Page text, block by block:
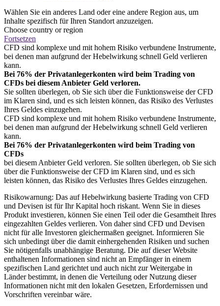
Wählen Sie ein anderes Land oder eine andere Region aus, um
Inhalte spezifisch für Ihren Standort anzuzeigen.
Choose country or region
Fortsetzen
CFD sind komplexe und mit hohem Risiko verbundene Instrumente,
bei denen man aufgrund der Hebelwirkung schnell Geld verlieren
kann.
Bei 76% der Privatanlegerkonten wird beim Trading von
CFDs bei diesem Anbieter Geld verloren.
Sie sollten überlegen, ob Sie sich über die Funktionsweise der CFD
im Klaren sind, und es sich leisten können, das Risiko des Verlustes
Ihres Geldes einzugehen.
CFD sind komplexe und mit hohem Risiko verbundene Instrumente,
bei denen man aufgrund der Hebelwirkung schnell Geld verlieren
kann.
Bei 76% der Privatanlegerkonten wird beim Trading von
CFDs
bei diesem Anbieter Geld verloren. Sie sollten überlegen, ob Sie sich
über die Funktionsweise der CFD im Klaren sind, und es sich
leisten können, das Risiko des Verlustes Ihres Geldes einzugehen.
Risikowarnung: Das auf Hebelwirkung basierte Trading von CFD
und Devisen ist für Ihr Kapital hoch riskant. Wenn Sie in dieses
Produkt investieren, können Sie einen Teil oder die Gesamtheit Ihres
eingezahlten Geldes verlieren. Von daher sind CFD und Devisen
nicht für alle Investoren gleichermaßen geeignet. Informieren Sie
sich unbedingt über die damit einhergehenden Risiken und suchen
Sie nötigenfalls unabhängige Beratung. Die auf dieser Website
enthaltenen Informationen sind nicht an Empfänger in einem
spezifischen Land gerichtet und auch nicht zur Weitergabe in
Länder bestimmt, in denen die Verteilung oder Nutzung dieser
Informationen nicht mit den lokalen Gesetzen, Erfordernissen und
Vorschriften vereinbar wäre.